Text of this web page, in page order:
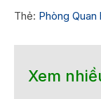
Thẻ: Phòng
Xem